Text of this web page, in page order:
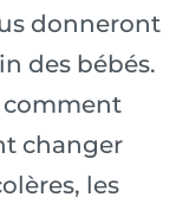
donneront
des bébés.
comment
changer
les